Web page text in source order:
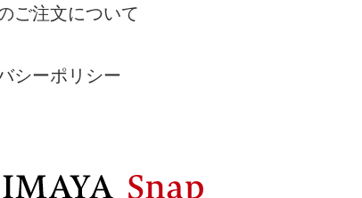
ご注文について
シーポリシー